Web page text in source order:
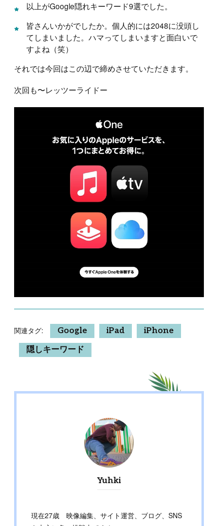
以上がGoogle隠れキーワード9選でした。
皆さんいかがでしたか。個人的には2048に没頭し
てしまいました。ハマってしまいますと面白いで
すよね（笑）
それでは今回はこの辺で締めさせていただきます。
次回も〜レッツーライドー
関連タグ: Google iPad
iPhone
隠しキーワード
Yuhki
現在27歳 映像編集、サイト運営、ブログ、SNS